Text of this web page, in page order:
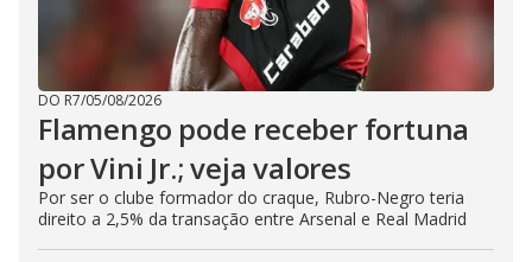
DO R7/05/08/2026
Flamengo pode receber fortuna
por Vini Jr.; veja valores
Por ser o clube formador do craque, Rubro-Negro teria
direito a 2,5% da transação entre Arsenal e Real Madrid